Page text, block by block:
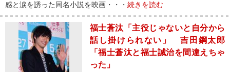
感と涙を誘った同名小説を映画・・・ 続きを読む
福士蒼汰「主役じゃないと自分から
話し掛けられない」 吉田鋼太郎
「福士蒼汰と福士誠治を間違えちゃ
った」